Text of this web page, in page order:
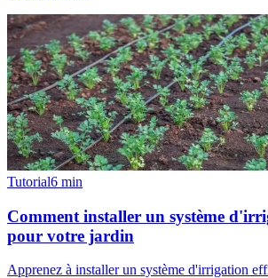
Tutorial6 min
Comment installer un système
pour votre jardin
Apprenez à installer un système d'irrigation